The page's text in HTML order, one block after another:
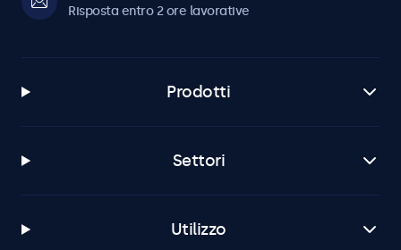
Risposta entro 2 ore lavorative
Prodotti
Settori
Utilizzo